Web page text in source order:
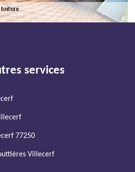
services
77250
Villecerf